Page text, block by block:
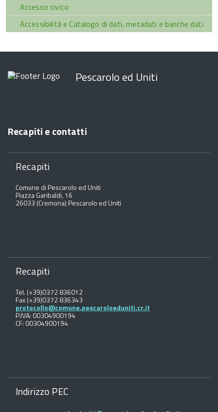
Accesso civico
Accessibilità e Catalogo di dati, metadati e banche dati
Pescarolo ed Uniti
Recapiti e contatti
Recapiti
Comune di Pescarolo ed Uniti
Piazza Garibaldi, 16
26033 (Cremona) Pescarolo ed Uniti
Recapiti
Tel. (+39)0372 836012
Fax (+39)0372 836343
protocollo@comune.pescaroloeduniti.cr.it
P.IVA: 00304900194
CF: 00304900194
Indirizzo PEC